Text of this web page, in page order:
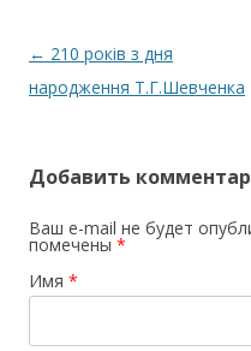
Навигация по записям
← 210 років з дня
народження Т.Г.Шевченка
Добавить
Ваш e-mail не будет
помечены *
Имя *